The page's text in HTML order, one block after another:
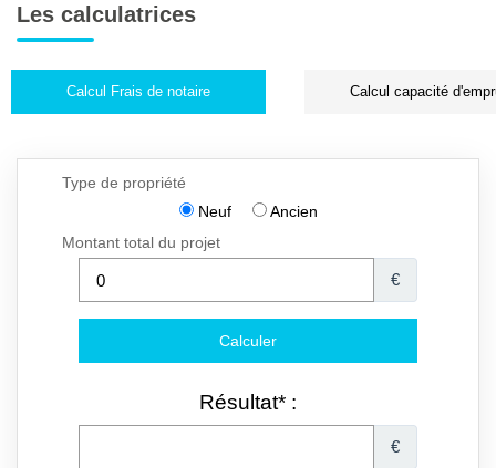
Les calculatrices
Calcul Frais de notaire Calcul capacité